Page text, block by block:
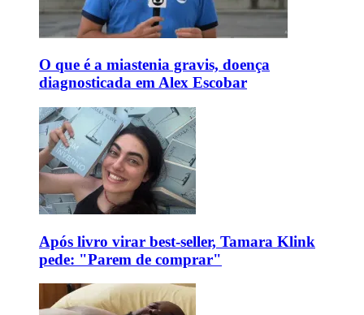
O que é a miastenia gravis, doença
diagnosticada em Alex Escobar
Após livro virar best-seller, Tamara Klink
pede: "Parem de comprar"